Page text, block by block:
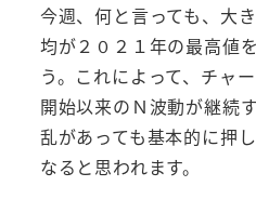
今週、何と言っても、大
均が２０２１年の最高値
う。これによって、チャ
開始以来のＮ波動が継続
乱があっても基本的に押
なると思われます。